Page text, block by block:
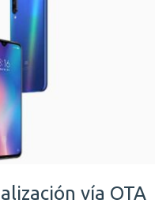
vía OTA